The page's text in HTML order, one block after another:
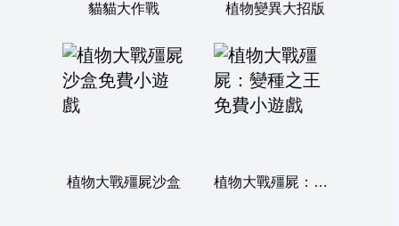
貓貓大作戰 植物變異大招版
植物大戰殭屍沙盒 植物大戰殭屍：變種之王